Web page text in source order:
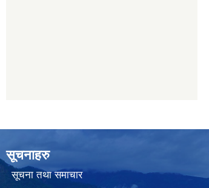
सूचनाहरु
सूचना तथा समाचार